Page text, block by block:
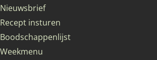
Nieuwsbrief
Recept insturen
Boodschappenlijst
Weekmenu